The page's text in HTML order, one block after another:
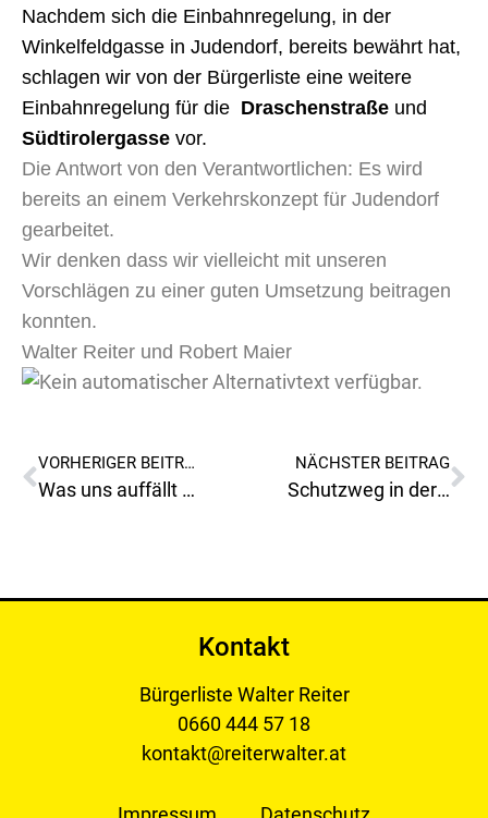
Nachdem sich die Einbahnregelung, in der
Winkelfeldgasse in Judendorf, bereits bewährt hat,
schlagen wir von der Bürgerliste eine weitere
Einbahnregelung für die Draschenstraße und
Südtirolergasse vor.
Die Antwort von den Verantwortlichen: Es wird
bereits an einem Verkehrskonzept für Judendorf
gearbeitet.
Wir denken dass wir vielleicht mit unseren
Vorschlägen zu einer guten Umsetzung beitragen
konnten.
Walter Reiter und Robert Maier
VORHERIGER BEITRAG
Was uns auffällt und einfällt!
NÄCHSTER BEITRAG
Schutzweg in der Kärntnerstraße Kinozentrum(Höhe LIDL)
Kontakt
Bürgerliste Walter Reiter
0660 444 57 18
kontakt@reiterwalter.at